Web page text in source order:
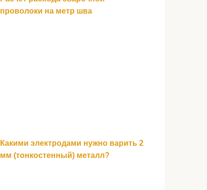
проволоки на метр шва
Какими электродами нужно варить 2
мм (тонкостенный) металл?